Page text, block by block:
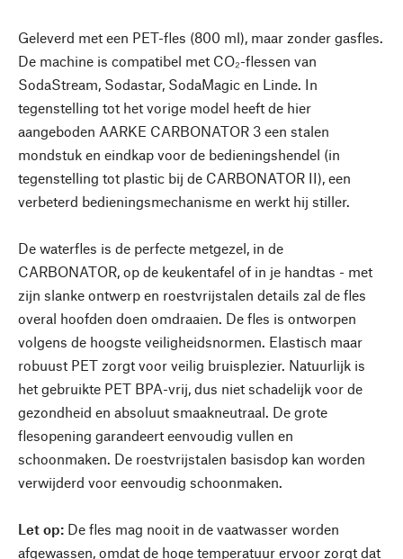
Geleverd met een PET-fles (800 ml), maar zonder gasfles.
De machine is compatibel met CO₂-flessen van
SodaStream, Sodastar, SodaMagic en Linde. In
tegenstelling tot het vorige model heeft de hier
aangeboden AARKE CARBONATOR 3 een stalen
mondstuk en eindkap voor de bedieningshendel (in
tegenstelling tot plastic bij de CARBONATOR II), een
verbeterd bedieningsmechanisme en werkt hij stiller.
De waterfles is de perfecte metgezel, in de
CARBONATOR, op de keukentafel of in je handtas - met
zijn slanke ontwerp en roestvrijstalen details zal de fles
overal hoofden doen omdraaien. De fles is ontworpen
volgens de hoogste veiligheidsnormen. Elastisch maar
robuust PET zorgt voor veilig bruisplezier. Natuurlijk is
het gebruikte PET BPA-vrij, dus niet schadelijk voor de
gezondheid en absoluut smaakneutraal. De grote
flesopening garandeert eenvoudig vullen en
schoonmaken. De roestvrijstalen basisdop kan worden
verwijderd voor eenvoudig schoonmaken.
Let op: De fles mag nooit in de vaatwasser worden
afgewassen, omdat de hoge temperatuur ervoor zorgt dat